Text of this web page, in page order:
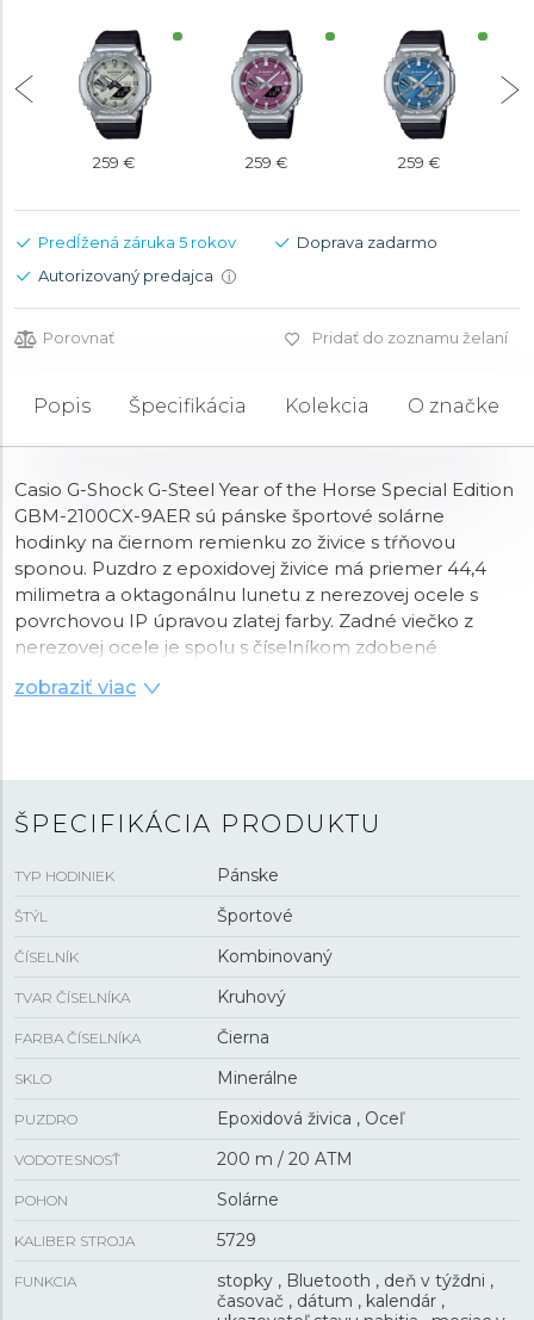
259 € 259 € 259 €
Predĺžená záruka 5 rokov
Doprava zadarmo
Autorizovaný predajca
i
Porovnať Pridať do zoznamu želaní
Popis Špecifikácia Kolekcia O značke
Casio G-Shock G-Steel Year of the Horse Special Edition
GBM-2100CX-9AER sú pánske športové solárne
hodinky na čiernom remienku zo živice s tŕňovou
sponou. Puzdro z epoxidovej živice má priemer 44,4
milimetra a oktagonálnu lunetu z nerezovej ocele s
povrchovou IP úpravou zlatej farby. Zadné viečko z
nerezovej ocele je spolu s číselníkom zdobené
motívom koňa, pretože sa jedná o špeciálnu edíciu
vydanú pri príležitosti roka Koňa podľa čínskeho
sklíčkom. Pohon hodiniek zaisťuje strojček 5729so
solárnym napájaním Tough Solar
sekúnd za mesiac. Hodinky disponujú mnohými
dňa v týždni a mesiaca, budíkom, stopkami, timerom,
svetovým časom, ukazovateľom stavu nabitia a
zobrazením času v 24-hodinovom formáte. Hodinky je
možné spárovať s telefónom pomocou
ponúka ďalšie funkcie, napríklad synchronizáciu času,
nájdenie telefónu a pod. Hodinky sú odolné voči
nárazom a s vodotesnosťou
hlbinné potápanie.
zobraziť viac
ŠPECIFIKÁCIA PRODUKTU
TYP HODINIEK Pánske
ŠTÝL Športové
ČÍSELNÍK Kombinovaný
TVAR ČÍSELNÍKA Kruhový
FARBA ČÍSELNÍKA Čierna
SKLO Minerálne
PUZDRO Epoxidová živica , Oceľ
VODOTESNOSŤ 200 m / 20 ATM
POHON Solárne
KALIBER STROJA 5729
FUNKCIA
stopky , Bluetooth , deň v týždni ,
časovač , dátum , kalendár ,